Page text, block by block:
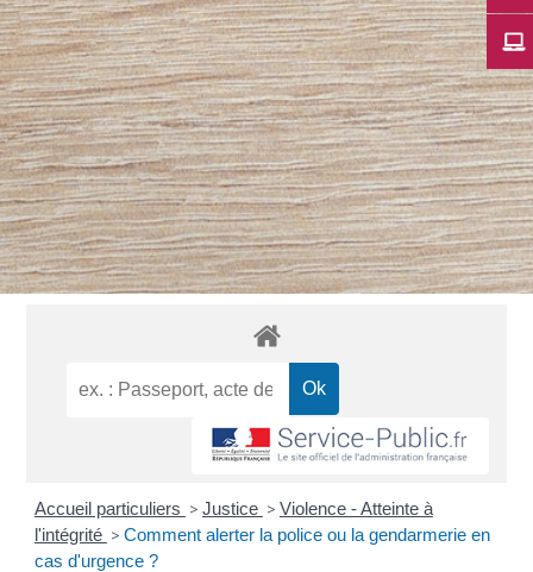
Accueil particuliers > Justice > Violence - Atteinte à
l'intégrité > Comment alerter la police ou la gendarmerie en
cas d'urgence ?